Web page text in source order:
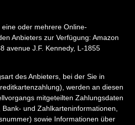
oder mehrere Online-
Anbieters zur Verfügung: Amazon
avenue J.F. Kennedy, L-1855
des Anbieters, bei der Sie in
werden an diesen
mitgeteilten Zahlungsdaten
und Zahlkarteninformationen,
sowie Informationen über